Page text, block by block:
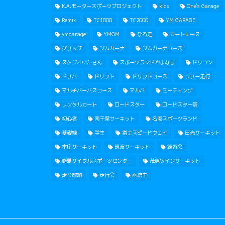
K.A.モータースポーツプロジェクト
kics
One's Garage
Remix
TC1000 TC2000
YM GARAGE
ymgarage
YMGM ひろ走
カートレース
グリップ
ジムカーナ
ジムカーナコース
スタジオいたさん
スポーツランドやまなし
ドリコン
ドリパ
ドリフト ドリフトコース
フリー走行
マルチパーパスコース
マルパ
ミーティング
レンタルカート
ロードスター
ロードスター祭
初心者
南千葉サーキット
名阪スポーツランド
基礎練
学生 富士スピードウェイ
日光サーキット
本庄サーキット
筑波サーキット
練習会
群馬サイクルスポーツセンター
茂原ツインサーキット
走り放題
走行会 雨坊主